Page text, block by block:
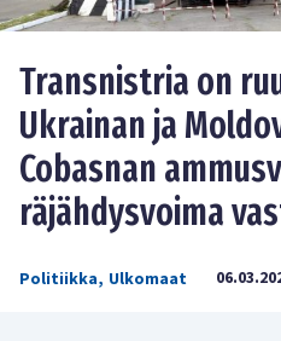
Transnistria on
Ukrainan ja
Cobasnan
räjähdysvoima
Politiikka, Ulkomaat